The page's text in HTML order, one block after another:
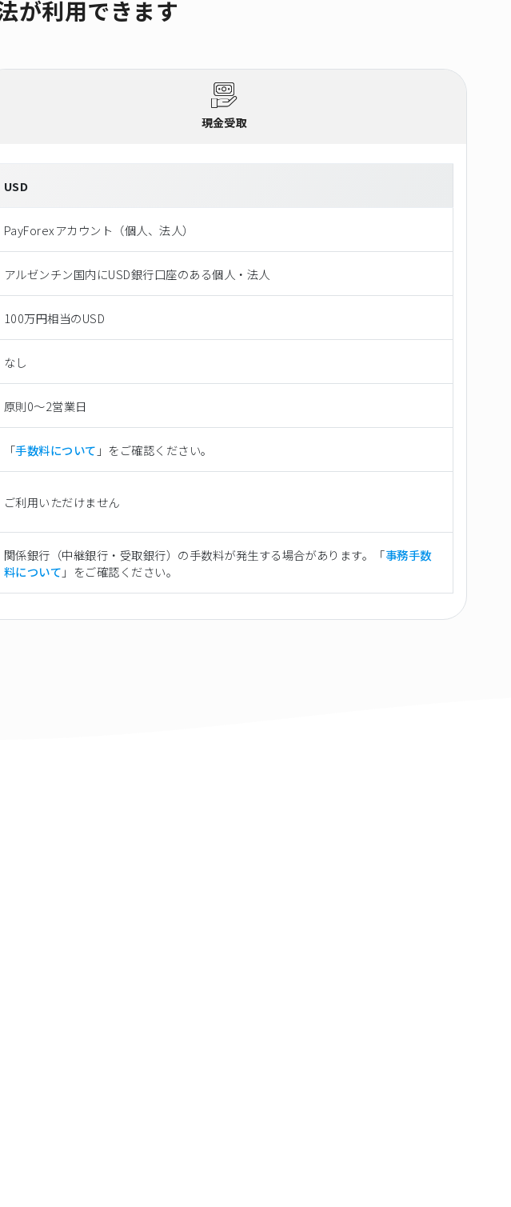
が利用できます
現金受取
USD
PayForexアカウント（個⼈、法⼈）
アルゼンチン国内にUSD銀行口座のある個人・法人
100万円相当のUSD
なし
原則0〜2営業日
「手数料について 」をご確認ください。
ご利用いただけません
関係銀行（中継銀行・受取銀行）の手数料が発生する場合があります。「事務手数
料について 」をご確認ください。